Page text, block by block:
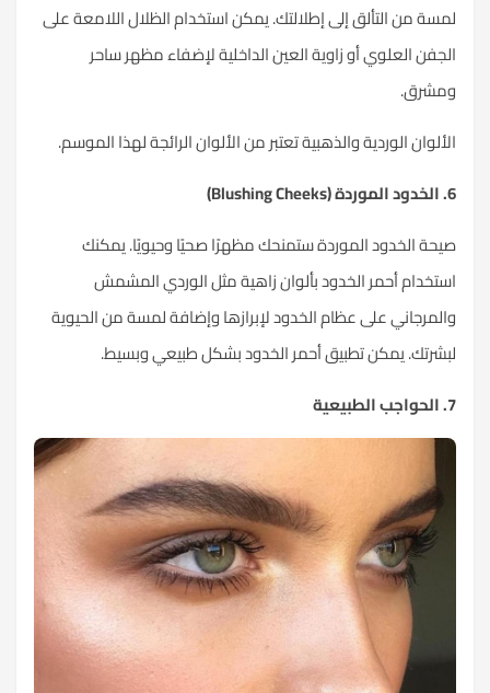
لمسة من التألق إلى إطلالتك. يمكن استخدام الظلال اللامعة على
الجفن العلوي أو زاوية العين الداخلية لإضفاء مظهر ساحر
ومشرق.
الألوان الوردية والذهبية تعتبر من الألوان الرائجة لهذا الموسم.
6. الخدود الموردة (Blushing Cheeks)
صيحة الخدود الموردة ستمنحك مظهرًا صحيًا وحيويًا. يمكنك
استخدام أحمر الخدود بألوان زاهية مثل الوردي المشمش
والمرجاني على عظام الخدود لإبرازها وإضافة لمسة من الحيوية
لبشرتك. يمكن تطبيق أحمر الخدود بشكل طبيعي وبسيط.
7. الحواجب الطبيعية